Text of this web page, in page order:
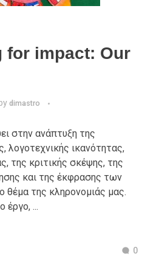
for impact: Our
by dimastro
στην ανάπτυξη της
λογοτεχνικής ικανότητας,
της κριτικής σκέψης, της
και της έκφρασης των
θέμα της κληρονομιάς μας.
έργο, ...
0